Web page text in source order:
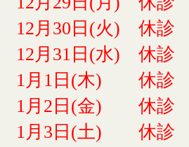
12月30日(火) 休診
12月31日(水) 休診
1月1日(木) 休診
1月2日(金) 休診
1月3日(土) 休診